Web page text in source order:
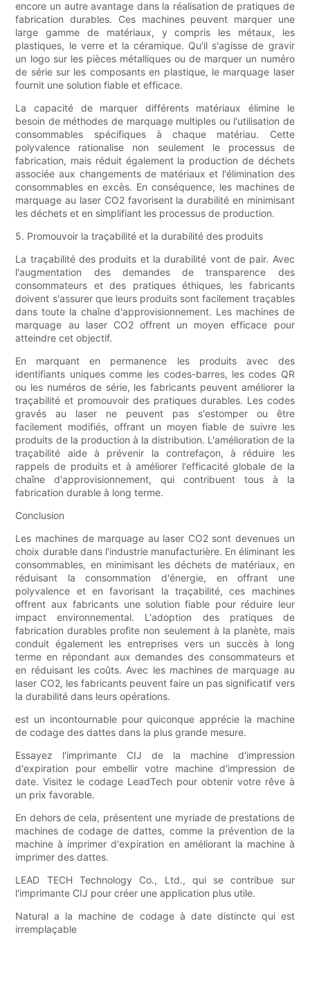
encore un autre avantage dans la réalisation de pratiques de
fabrication durables. Ces machines peuvent marquer une
large gamme de matériaux, y compris les métaux, les
plastiques, le verre et la céramique. Qu'il s'agisse de gravir
un logo sur les pièces métalliques ou de marquer un numéro
de série sur les composants en plastique, le marquage laser
fournit une solution fiable et efficace.
La capacité de marquer différents matériaux élimine le
besoin de méthodes de marquage multiples ou l'utilisation de
consommables spécifiques à chaque matériau. Cette
polyvalence rationalise non seulement le processus de
fabrication, mais réduit également la production de déchets
associée aux changements de matériaux et l'élimination des
consommables en excès. En conséquence, les machines de
marquage au laser CO2 favorisent la durabilité en minimisant
les déchets et en simplifiant les processus de production.
5. Promouvoir la traçabilité et la durabilité des produits
La traçabilité des produits et la durabilité vont de pair. Avec
l'augmentation des demandes de transparence des
consommateurs et des pratiques éthiques, les fabricants
doivent s'assurer que leurs produits sont facilement traçables
dans toute la chaîne d'approvisionnement. Les machines de
marquage au laser CO2 offrent un moyen efficace pour
atteindre cet objectif.
En marquant en permanence les produits avec des
identifiants uniques comme les codes-barres, les codes QR
ou les numéros de série, les fabricants peuvent améliorer la
traçabilité et promouvoir des pratiques durables. Les codes
gravés au laser ne peuvent pas s'estomper ou être
facilement modifiés, offrant un moyen fiable de suivre les
produits de la production à la distribution. L'amélioration de la
traçabilité aide à prévenir la contrefaçon, à réduire les
rappels de produits et à améliorer l'efficacité globale de la
chaîne d'approvisionnement, qui contribuent tous à la
fabrication durable à long terme.
Conclusion
Les machines de marquage au laser CO2 sont devenues un
choix durable dans l'industrie manufacturière. En éliminant les
consommables, en minimisant les déchets de matériaux, en
réduisant la consommation d'énergie, en offrant une
polyvalence et en favorisant la traçabilité, ces machines
offrent aux fabricants une solution fiable pour réduire leur
impact environnemental. L'adoption des pratiques de
fabrication durables profite non seulement à la planète, mais
conduit également les entreprises vers un succès à long
terme en répondant aux demandes des consommateurs et
en réduisant les coûts. Avec les machines de marquage au
laser CO2, les fabricants peuvent faire un pas significatif vers
la durabilité dans leurs opérations.
est un incontournable pour quiconque apprécie la machine
de codage des dattes dans la plus grande mesure.
Essayez l'imprimante CIJ de la machine d'impression
d'expiration pour embellir votre machine d'impression de
date. Visitez le codage LeadTech pour obtenir votre rêve à
un prix favorable.
En dehors de cela, présentent une myriade de prestations de
machines de codage de dattes, comme la prévention de la
machine à imprimer d'expiration en améliorant la machine à
imprimer des dattes.
LEAD TECH Technology Co., Ltd., qui se contribue sur
l'imprimante CIJ pour créer une application plus utile.
Natural a la machine de codage à date distincte qui est
irremplaçable